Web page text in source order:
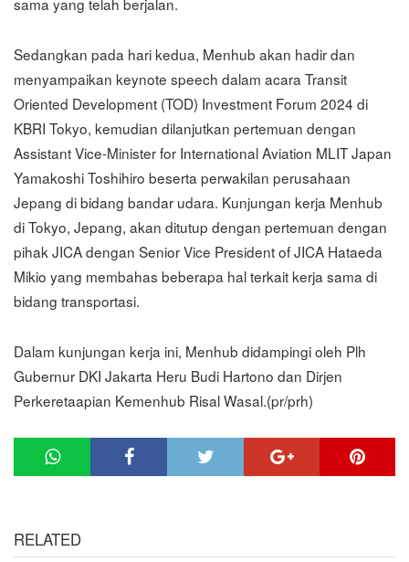
Sedangkan pada hari kedua, Menhub akan hadir dan
menyampaikan keynote speech dalam acara Transit
Oriented Development (TOD) Investment Forum 2024 di
KBRI Tokyo, kemudian dilanjutkan pertemuan dengan
Assistant Vice-Minister for International Aviation MLIT Japan
Yamakoshi Toshihiro beserta perwakilan perusahaan
Jepang di bidang bandar udara. Kunjungan kerja Menhub
di Tokyo, Jepang, akan ditutup dengan pertemuan dengan
pihak JICA dengan Senior Vice President of JICA Hataeda
Mikio yang membahas beberapa hal terkait kerja sama di
bidang transportasi.
Dalam kunjungan kerja ini, Menhub didampingi oleh Plh
Gubernur DKI Jakarta Heru Budi Hartono dan Dirjen
Perkeretaapian Kemenhub Risal Wasal.(pr/prh)
RELATED